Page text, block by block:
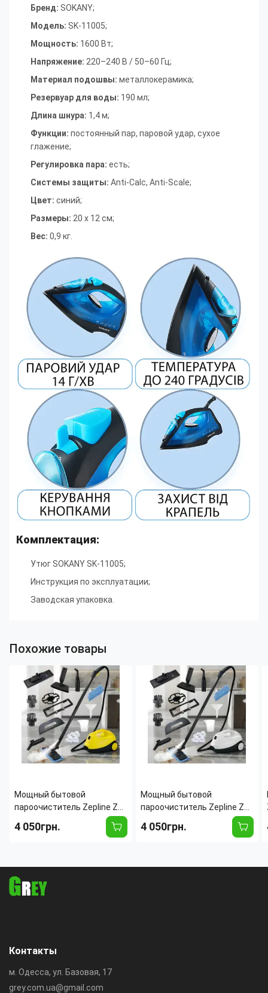
Бренд: SOKANY;
Модель: SK-11005;
Мощность: 1600 Вт;
Напряжение: 220–240 В / 50–60 Гц;
Материал подошвы: металлокерамика;
Резервуар для воды: 190 мл;
Длина шнура: 1,4 м;
Функции: постоянный пар, паровой удар, сухое
глажение;
Регулировка пара: есть;
Системы защиты: Anti-Calc, Anti-Scale;
Цвет: синий;
Размеры: 20 х 12 см;
Вес: 0,9 кг.
Комплектация:
Утюг SOKANY SK-11005;
Инструкция по эксплуатации;
Заводская упаковка.
Похожие товары
Мощный бытовой
пароочиститель Zepline ZP-
7783 (4000 Вт, 4 бар, 1.6 л)
универсальный паровой
4 050грн.
Мощный бытовой
пароочиститель Zepline ZP-
7783 (4000 Вт, 4 бар, 1.6 л)
универсальный паровой
4 050грн.
Контакты
м. Одесса, ул. Базовая, 17
grey.com.ua@gmail.com